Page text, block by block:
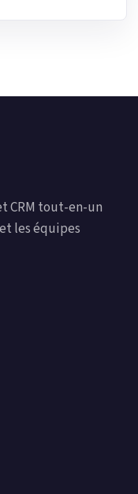
CRM tout-en-un
les équipes